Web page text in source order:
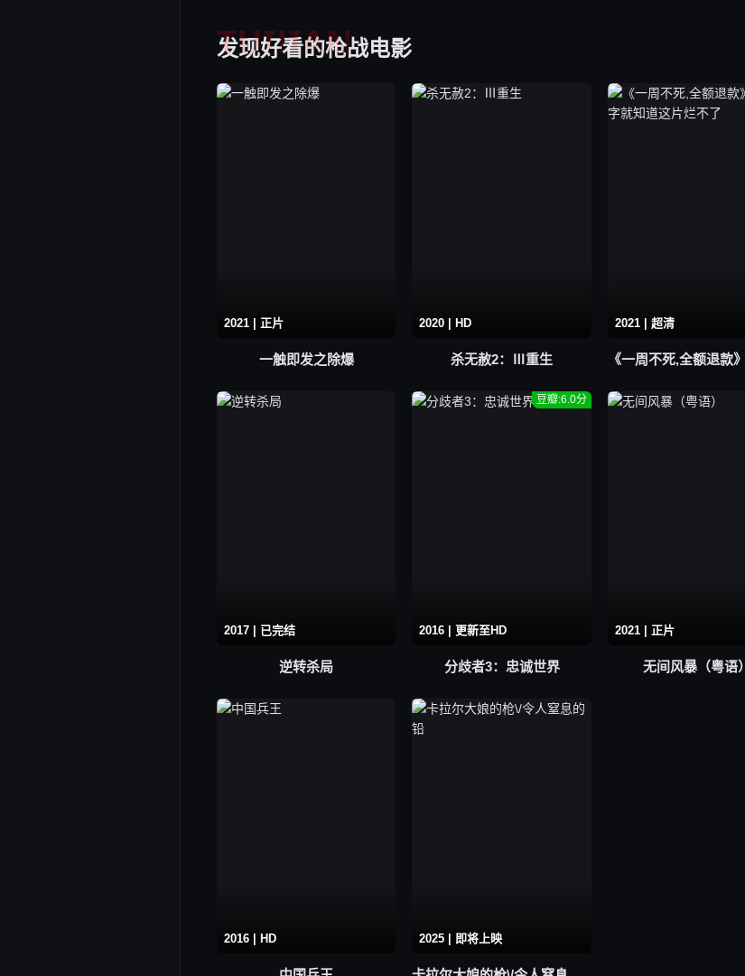
发现好看的枪战电影
TUIJIAN
2021 | 正片
一触即发之除爆
2020 | HD
杀无赦2：Ⅲ重生
2021 | 超清
2017 | 已完结
逆转杀局
2016 | 更新至HD
豆瓣:6.0分
分歧者3：忠诚世界
2021 | 正片
无间风暴（粤语）
2016 | HD 2025 | 即将上映